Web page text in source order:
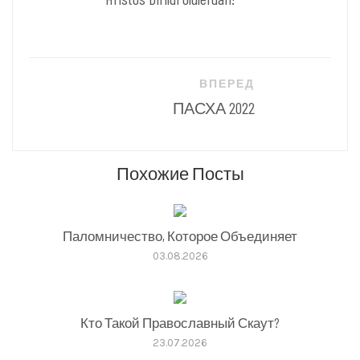
ВПЕРЕД
ПАСХА 2022
Похожие Посты
Паломничество, Которое Объединяет
03.08.2026
Кто Такой Православный Скаут?
23.07.2026